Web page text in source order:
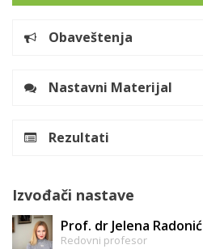
Obaveštenja
Nastavni Materijal
Rezultati
Izvođači nastave
Prof. dr Jelena Radonić
Redovni profesor